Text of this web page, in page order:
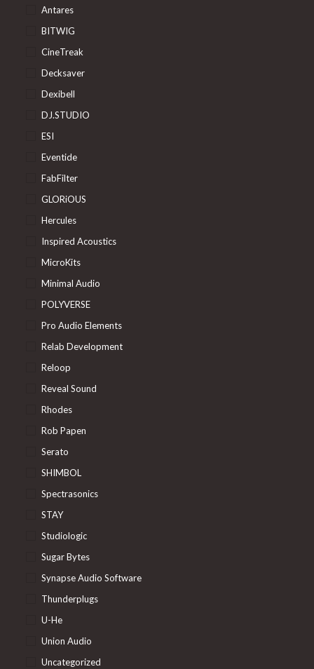
Antares
BITWIG
CineTreak
Decksaver
Dexibell
DJ.STUDIO
ESI
Eventide
FabFilter
GLORiOUS
Hercules
Inspired Acoustics
MicroKits
Minimal Audio
POLYVERSE
Pro Audio Elements
Relab Development
Reloop
Reveal Sound
Rhodes
Rob Papen
Serato
SHIMBOL
Spectrasonics
STAY
Studiologic
Sugar Bytes
Synapse Audio Software
Thunderplugs
U-He
Union Audio
Uncategorized